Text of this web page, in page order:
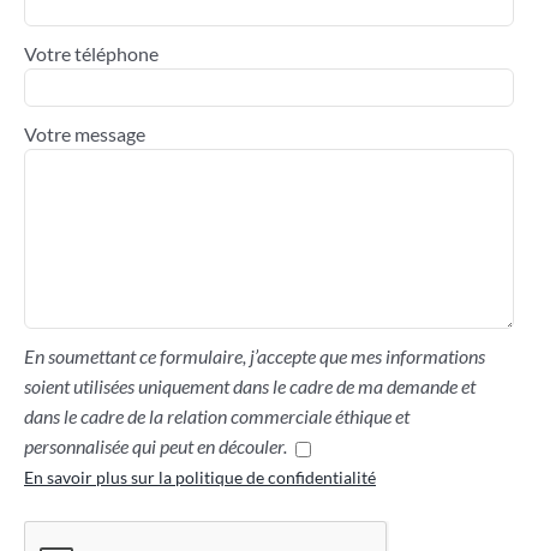
Votre téléphone
Votre message
En soumettant ce formulaire, j’accepte que mes informations
soient utilisées uniquement dans le cadre de ma demande et
dans le cadre de la relation commerciale éthique et
personnalisée qui peut en découler.
En savoir plus sur la politique de confidentialité